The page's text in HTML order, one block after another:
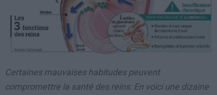
Certaines mauvaises habitudes peuvent
compromettre la santé des reins: En voici une dizaine